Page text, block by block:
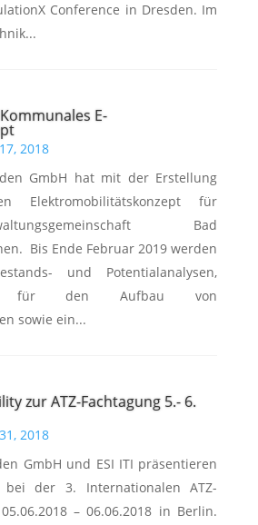
Conference in Dresden. Im
E-
2018
GmbH hat mit der Erstellung
Elektromobilitätskonzept für
Bad
Bis Ende Februar 2019 werden
und Potentialanalysen,
für den Aufbau von
sowie ein...
zur ATZ-Fachtagung 5.- 6.
2018
GmbH und ESI ITI präsentieren
bei der 3. Internationalen ATZ-
– 06.06.2018 in Berlin.